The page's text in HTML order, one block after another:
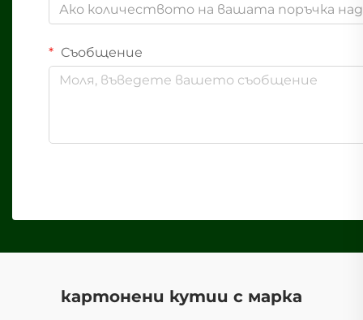
Ако количеството на вашата поръчка
Съобщение
картонени кутии с марка